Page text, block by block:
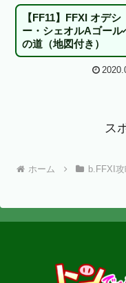
【FF11】FFXI オデシ
ー・シェオルAゴール
の道（地図付き）
ス
ホーム b.FFXI